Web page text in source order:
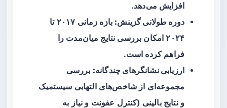
افزایش می‌دهد.
دوره طولانی گزینش:
بازه زمانی ۲۰۱۷ تا
۲۰۲۴ امکان بررسی نتایج میان‌مدت را
فراهم کرده است.
ارزیابی نشانگرهای چندگانه: بررسی
مجموعه‌ای از شاخص‌های التهابی سیستمیک
و نتایج بالینی (کنترل عفونت و نیاز به